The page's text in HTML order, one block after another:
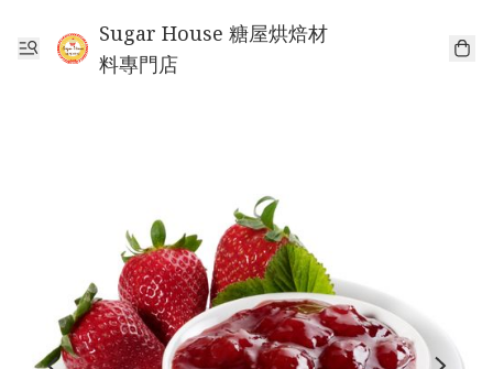
Sugar House 糖屋烘焙材
料專門店